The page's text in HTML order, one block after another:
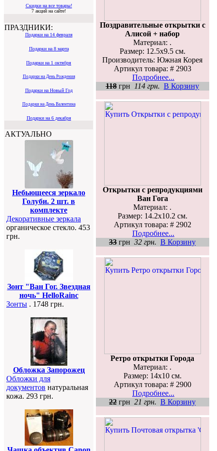
Скидки на все товары!
7 акций на сайте!
ПРАЗДНИКИ:
Подарки на 14 февраля
Подарки на 8 марта
Подарки на 1 октября
Подарки на День Рождения
Подарки на Новый Год
Подарки на День Валентина
Подарки на 6 декабря
АКТУАЛЬНО
Небьющееся зеркало
Голуби. 2 шт. в
комплекте
Декоративные зеркала
органическое стекло. 453
грн.
Зонт "Ван Гог. Звездная
ночь" HelloRainc
Зонты . 1748 грн.
Обложка Запорожец
Обложки для
документов натуральная
кожа. 293 грн.
Поздравительные открытки с
Алисой + набор
Материал: .
Размер: 12.5х9.5 см.
Производитель: Южная Корея
Артикул товара: # 2903
Подробнее...
118 грн 114 грн. В Корзину
Открытки с репродукциями
Ван Гога
Материал: .
Размер: 14.2х10.2 см.
Артикул товара: # 2902
Подробнее...
33 грн 32 грн. В Корзину
Ретро открытки Города
Материал: .
Размер: 14х10 см.
Артикул товара: # 2900
Подробнее...
22 грн 21 грн. В Корзину